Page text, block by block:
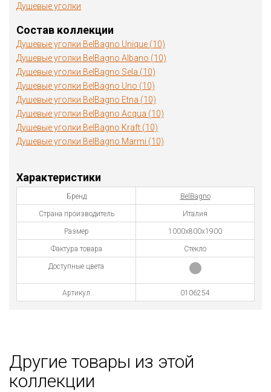
Душевые уголки
Состав коллекции
Душевые уголки BelBagno Unique (10)
Душевые уголки BelBagno Albano (10)
Душевые уголки BelBagno Sela (10)
Душевые уголки BelBagno Uno (10)
Душевые уголки BelBagno Etna (10)
Душевые уголки BelBagno Acqua (10)
Душевые уголки BelBagno Kraft (10)
Душевые уголки BelBagno Marmi (10)
Характеристики
Бренд BelBagno
Страна производитель Италия
Размер 1000х800х1900
Фактура товара Стекло
Доступные цвета
Артикул 0106254
Другие товары из этой
коллекции